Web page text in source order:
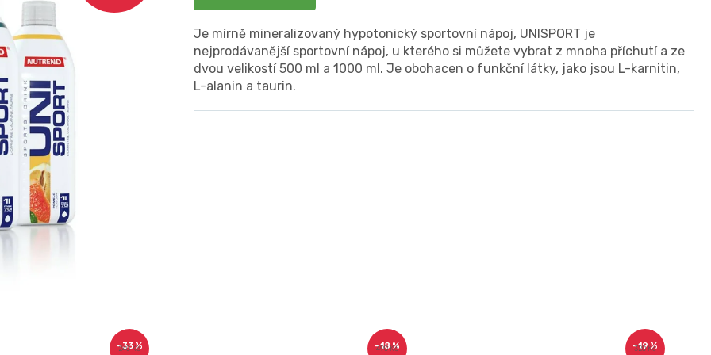
Je mírně mineralizovaný hypotonický sportovní nápoj, UNISPORT je
nejprodávanější sportovní nápoj, u kterého si můžete vybrat z mnoha příchutí a ze
dvou velikostí 500 ml a 1000 ml. Je obohacen o funkční látky, jako jsou L-karnitin,
L-alanin a taurin.
240 Kč
–33 % 490 Kč
–18 % 320 Kč
–19 %